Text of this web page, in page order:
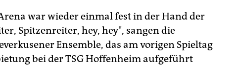
war wieder einmal fest in der Hand der
Spitzenreiter, hey, hey", sangen die
Ensemble, das am vorigen Spieltag
bei der TSG Hoffenheim aufgeführt